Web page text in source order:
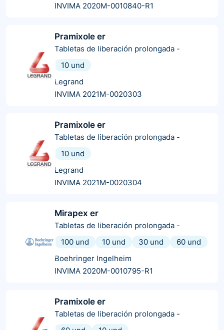
INVIMA 2020M-0010840-R1
Pramixole er
Tabletas de liberación prolongada -
10 und
Legrand
INVIMA 2021M-0020303
Pramixole er
Tabletas de liberación prolongada -
10 und
Legrand
INVIMA 2021M-0020304
Mirapex er
Tabletas de liberación prolongada -
100 und
10 und 30 und
60 und
Boehringer Ingelheim
INVIMA 2020M-0010795-R1
Pramixole er
Tabletas de liberación prolongada -